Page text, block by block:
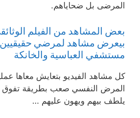
المرضى بل ضحاياهم.
بعض المشاهد من الفيلم
بيعرض مشاهد لمرضي
مستشفي العباسية والخانكة
كل مشاهد الفيديو بتعايش معاها
المرض النفسي صعب بطريقة تفوق
يلطف بيهم ويهون عليهم …